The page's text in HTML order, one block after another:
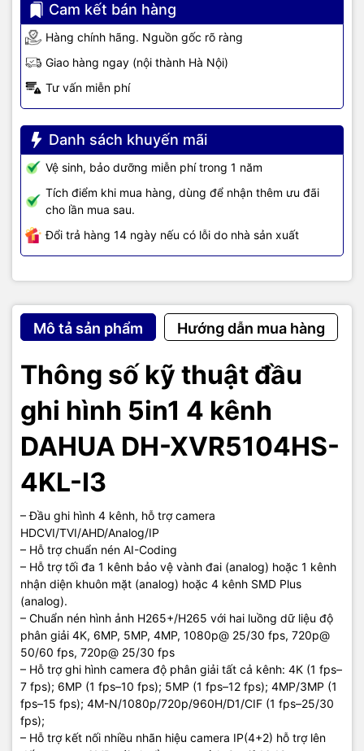
Cam kết bán hàng
Hàng chính hãng. Nguồn gốc rõ ràng
Giao hàng ngay (nội thành Hà Nội)
Tư vấn miễn phí
Danh sách khuyến mãi
Vệ sinh, bảo dưỡng miễn phí trong 1 năm
Tích điểm khi mua hàng, dùng để nhận thêm ưu đãi
cho lần mua sau.
Đổi trả hàng 14 ngày nếu có lỗi do nhà sản xuất
Mô tả sản phẩm Hướng dẫn mua hàng
Thông số kỹ thuật đầu
ghi hình 5in1 4 kênh
DAHUA DH-XVR5104HS-
4KL-I3
– Đầu ghi hình 4 kênh, hỗ trợ camera
HDCVI/TVI/AHD/Analog/IP
– Hỗ trợ chuẩn nén AI-Coding
– Hỗ trợ tối đa 1 kênh bảo vệ vành đai (analog) hoặc 1 kênh
nhận diện khuôn mặt (analog) hoặc 4 kênh SMD Plus
(analog).
– Chuẩn nén hình ảnh H265+/H265 với hai luồng dữ liệu độ
phân giải 4K, 6MP, 5MP, 4MP, 1080p@ 25/30 fps, 720p@
50/60 fps, 720p@ 25/30 fps
– Hỗ trợ ghi hình camera độ phân giải tất cả kênh: 4K (1 fps–
7 fps); 6MP (1 fps–10 fps); 5MP (1 fps–12 fps); 4MP/3MP (1
fps–15 fps); 4M-N/1080p/720p/960H/D1/CIF (1 fps–25/30
fps);
– Hỗ trợ kết nối nhiều nhãn hiệu camera IP(4+2) hỗ trợ lên